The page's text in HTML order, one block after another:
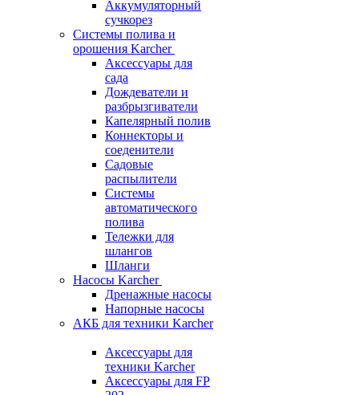
Аккумуляторный
сучкорез
Системы полива и
орошения Karcher
Аксессуары для
сада
Дождеватели и
разбрызгиватели
Капелярный полив
Коннекторы и
соеденители
Садовые
распылители
Системы
автоматического
полива
Тележки для
шлангов
Шланги
Насосы Karcher
Дренажные насосы
Напорные насосы
АКБ для техники Karcher
Аксессуары для
техники Karcher
Аксессуары для FP